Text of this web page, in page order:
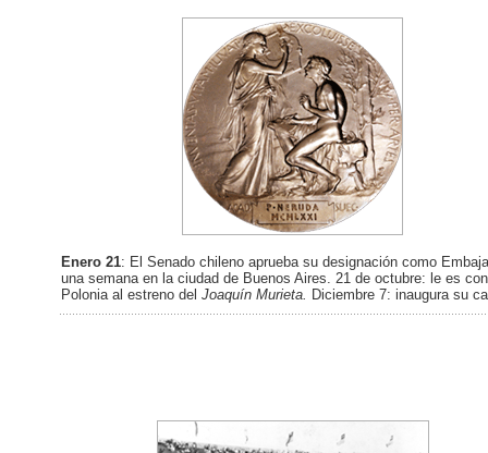
Enero 21: El Senado chileno aprueba su designación como
una semana en la ciudad de Buenos Aires. 21 de octubre: le es
Polonia al estreno del Joaquín Murieta. Diciembre 7: inaugura su